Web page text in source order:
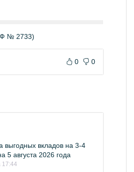
№ 2733)
0 0
выгодных вкладов на 3-4
5 августа 2026 года
17:44